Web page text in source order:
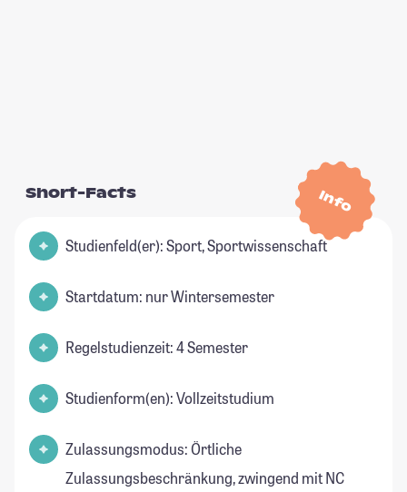
Info
Short-Facts
Studienfeld(er): Sport, Sportwissenschaft
Startdatum: nur Wintersemester
Regelstudienzeit: 4 Semester
Studienform(en): Vollzeitstudium
Zulassungsmodus: Örtliche
Zulassungsbeschränkung, zwingend mit NC